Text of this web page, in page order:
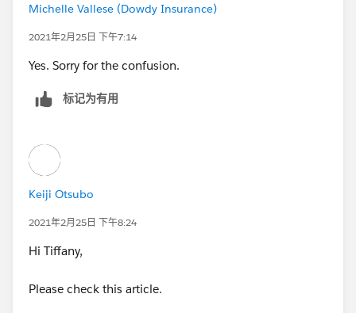
Michelle Vallese (Dowdy Insurance)
2021年2月25日 下午7:14
Yes. Sorry for the confusion.
标记为有用
Keiji Otsubo
2021年2月25日 下午8:24
Hi Tiffany,
Please check this article.